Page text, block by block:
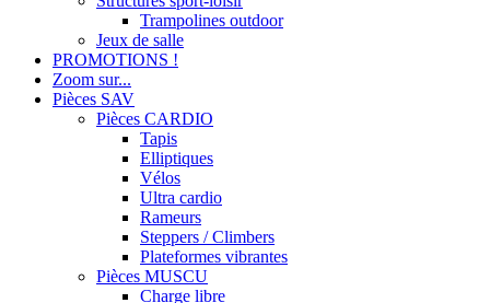
Trampolines outdoor
Jeux de salle
PROMOTIONS !
Zoom sur...
Pièces SAV
Pièces CARDIO
Tapis
Elliptiques
Vélos
Ultra cardio
Rameurs
Steppers / Climbers
Plateformes vibrantes
Pièces MUSCU
Charge libre